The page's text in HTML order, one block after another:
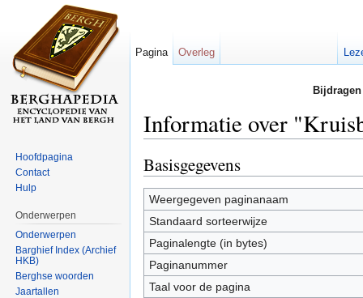
Informatie over
Basisgegevens
Weergegeven paginanaam
Standaard sorteerwijze
Paginalengte (in bytes)
Paginanummer
Taal voor de pagina
Pagina Overleg
Hoofdpagina
Contact
Hulp
Onderwerpen
Onderwerpen
Barghief Index (Archief
HKB)
Berghse woorden
Jaartallen